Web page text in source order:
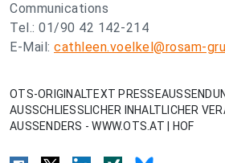
Communications
Tel.: 01/90 42 142-214
E-Mail: cathleen.voelkel@rosam-
OTS-ORIGINALTEXT
AUSSCHLIESSLICHER INHALTLICHER
AUSSENDERS - WWW.OTS.AT | HOF